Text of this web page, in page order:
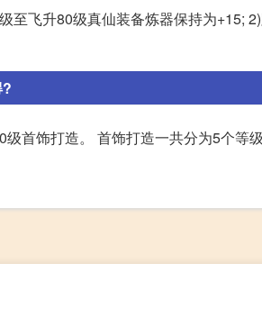
至飞升80级真仙装备炼器保持为+15;
首饰打造。 首饰打造一共分为5个等